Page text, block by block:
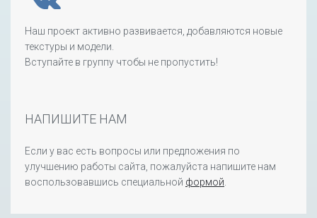
Наш проект активно развивается, добавляются новые
текстуры и модели.
Вступайте в группу чтобы не пропустить!
НАПИШИТЕ НАМ
Если у вас есть вопросы или предложения по
улучшению работы сайта, пожалуйста напишите нам
воспользовавшись специальной формой.